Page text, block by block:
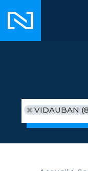
VIDAUBAN